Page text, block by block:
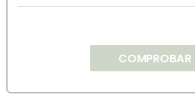
COMPROBAR